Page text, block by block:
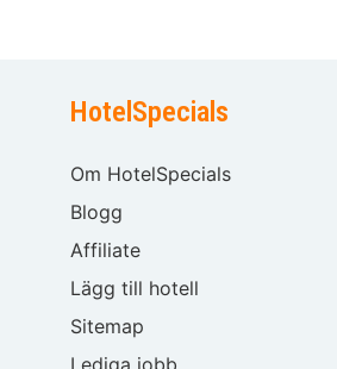
HotelSpecials
Om HotelSpecials
Blogg
Affiliate
Lägg till hotell
Sitemap